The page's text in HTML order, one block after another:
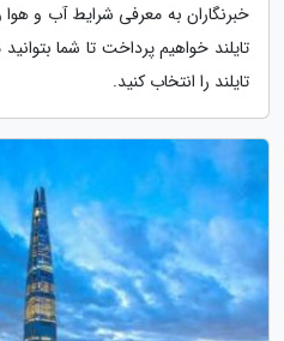
خبرنگاران به معرفی شرایط آب و
تایلند خواهیم پرداخت تا شما
تایلند را انتخاب کنید.